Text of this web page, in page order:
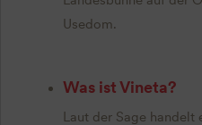
Usedom.
Was ist Vineta?
Laut der Sage handelt